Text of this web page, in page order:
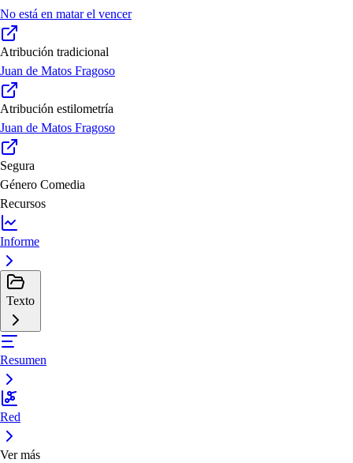
No está en matar el vencer
Atribución tradicional
Juan de Matos Fragoso
Atribución estilometría
Juan de Matos Fragoso
Segura
Género Comedia
Recursos
Informe
Texto
Resumen
Red
Ver más